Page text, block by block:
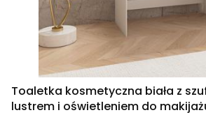
Toaletka kosmetyczna biała z
lustrem i oświetleniem do